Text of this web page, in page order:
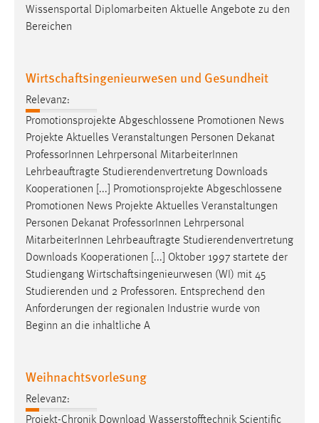
Wissensportal Diplomarbeiten Aktuelle Angebote zu den
Bereichen
Wirtschaftsingenieurwesen und Gesundheit
Relevanz:
Promotionsprojekte Abgeschlossene Promotionen News
Projekte Aktuelles Veranstaltungen Personen Dekanat
Professor Innen Lehrpersonal MitarbeiterInnen
Lehrbeauftragte Studierendenvertretung Downloads
Kooperationen [...] Promotionsprojekte Abgeschlossene
Promotionen News Projekte Aktuelles Veranstaltungen
Personen Dekanat Professor Innen Lehrpersonal
MitarbeiterInnen Lehrbeauftragte Studierendenvertretung
Downloads Kooperationen [...] Oktober 1997 startete der
Studiengang Wirtschaftsingenieurwesen (WI) mit 45
Studierenden und 2 Professoren. Entsprechend den
Anforderungen der regionalen Industrie wurde von
Beginn an die inhaltliche A
Weihnachtsvorlesung
Relevanz:
Projekt-Chronik Download Wasserstofftechnik Scientific